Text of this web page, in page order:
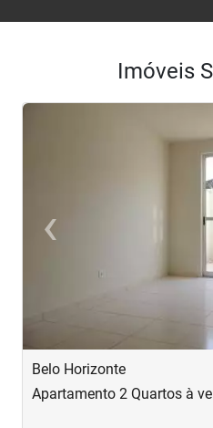
Imóveis
‹Previous
Belo Horizonte
Apartamento 2 Quartos à